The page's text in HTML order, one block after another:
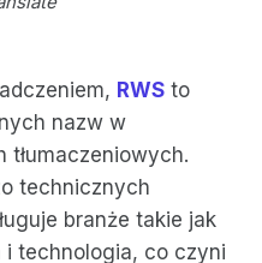
RWS to
nazw w
tłumaczeniowych.
technicznych
branże takie jak
i technologia, co czyni